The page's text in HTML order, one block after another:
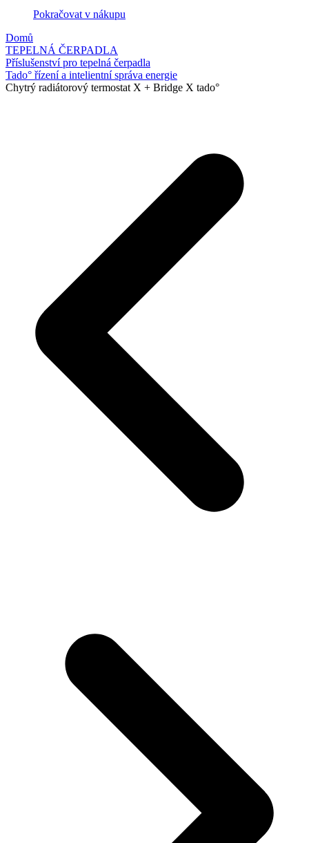
Pokračovat v nákupu
Domů
TEPELNÁ ČERPADLA
Příslušenství pro tepelná čerpadla
Tado° řízení a intelientní správa energie
Chytrý radiátorový termostat X + Bridge X tado°